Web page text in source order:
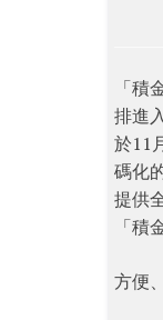
「
排進
於11
碼化
提供
「積
方便